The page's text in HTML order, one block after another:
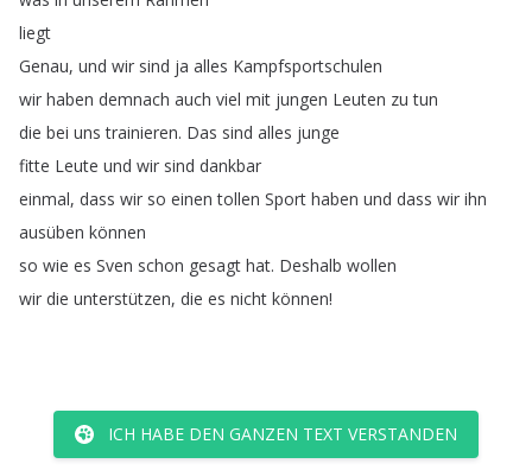
liegt
Genau, und wir sind ja alles Kampfsportschulen
wir haben demnach auch viel mit jungen Leuten zu tun
die bei uns trainieren. Das sind alles junge
fitte Leute und wir sind dankbar
einmal, dass wir so einen tollen Sport haben und dass wir ihn
ausüben können
so wie es Sven schon gesagt hat. Deshalb wollen
wir die unterstützen, die es nicht können!
ICH HABE DEN GANZEN TEXT VERSTANDEN